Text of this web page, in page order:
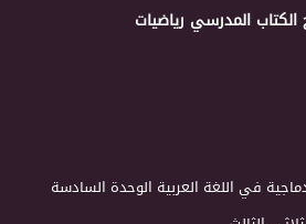
الكتاب المدرسي رياضيات
في اللغة العربية الوحدة السادسة